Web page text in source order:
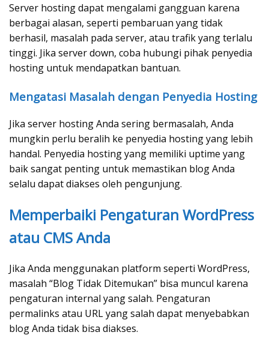
Server hosting dapat mengalami gangguan karena
berbagai alasan, seperti pembaruan yang tidak
berhasil, masalah pada server, atau trafik yang terlalu
tinggi. Jika server down, coba hubungi pihak penyedia
hosting untuk mendapatkan bantuan.
Mengatasi Masalah dengan Penyedia Hosting
Jika server hosting Anda sering bermasalah, Anda
mungkin perlu beralih ke penyedia hosting yang lebih
handal. Penyedia hosting yang memiliki uptime yang
baik sangat penting untuk memastikan blog Anda
selalu dapat diakses oleh pengunjung.
Memperbaiki Pengaturan WordPress
atau CMS Anda
Jika Anda menggunakan platform seperti WordPress,
masalah “Blog Tidak Ditemukan” bisa muncul karena
pengaturan internal yang salah. Pengaturan
permalinks atau URL yang salah dapat menyebabkan
blog Anda tidak bisa diakses.